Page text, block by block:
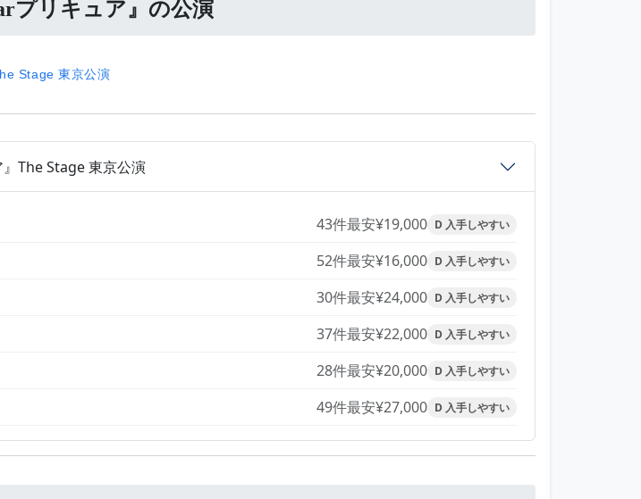
プリキュア』の公演
Stage 東京公演
The Stage 東京公演
43件最安¥19,000 D 入手しやすい
52件最安¥16,000 D 入手しやすい
30件最安¥24,000 D 入手しやすい
37件最安¥22,000 D 入手しやすい
28件最安¥20,000 D 入手しやすい
49件最安¥27,000 D 入手しやすい